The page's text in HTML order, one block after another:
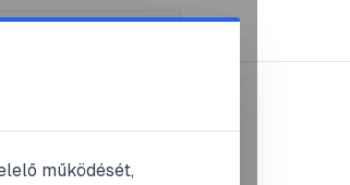
működését,